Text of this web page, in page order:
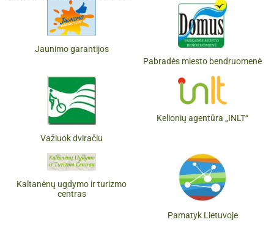
Jaunimo garantijos
Pabradės miesto bendruomenė
Važiuok dviračiu
Kelionių agentūra „INLT“
Kaltanėnų ugdymo ir turizmo
centras
Pamatyk Lietuvoje